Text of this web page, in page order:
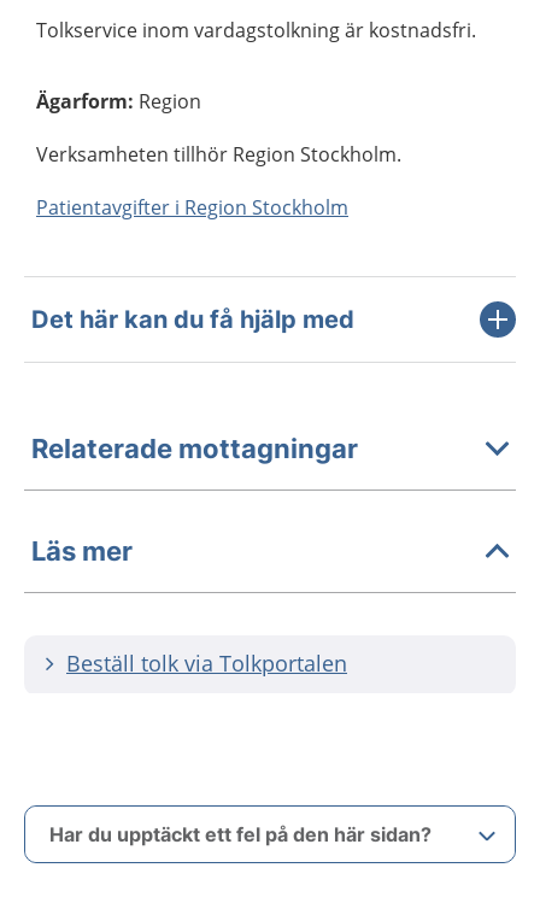
Tolkservice inom vardagstolkning är kostnadsfri.
Ägarform: Region
Verksamheten tillhör Region Stockholm.
Patientavgifter i Region Stockholm
Det här kan du få hjälp med
Relaterade mottagningar
Läs mer
Beställ tolk via Tolkportalen
Har du upptäckt ett fel på den här sidan?